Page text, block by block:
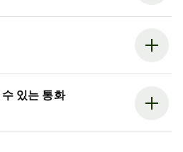
있는 통화